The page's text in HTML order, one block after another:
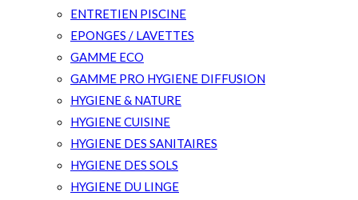
ENTRETIEN PISCINE
EPONGES / LAVETTES
GAMME ECO
GAMME PRO HYGIENE DIFFUSION
HYGIENE & NATURE
HYGIENE CUISINE
HYGIENE DES SANITAIRES
HYGIENE DES SOLS
HYGIENE DU LINGE